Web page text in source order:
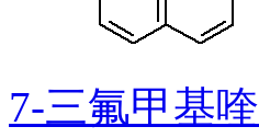
7-三氟甲基